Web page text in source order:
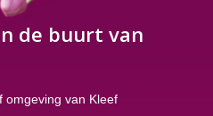
de buurt van
omgeving van Kleef